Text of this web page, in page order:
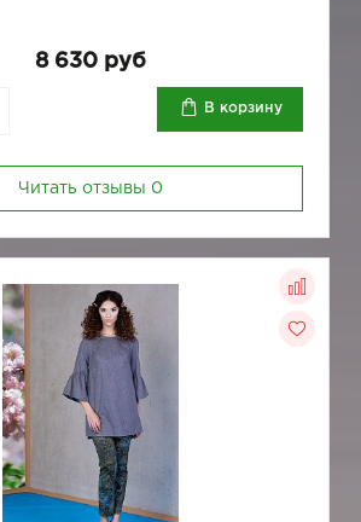
8 630 руб
В корзину
Читать отзывы 0